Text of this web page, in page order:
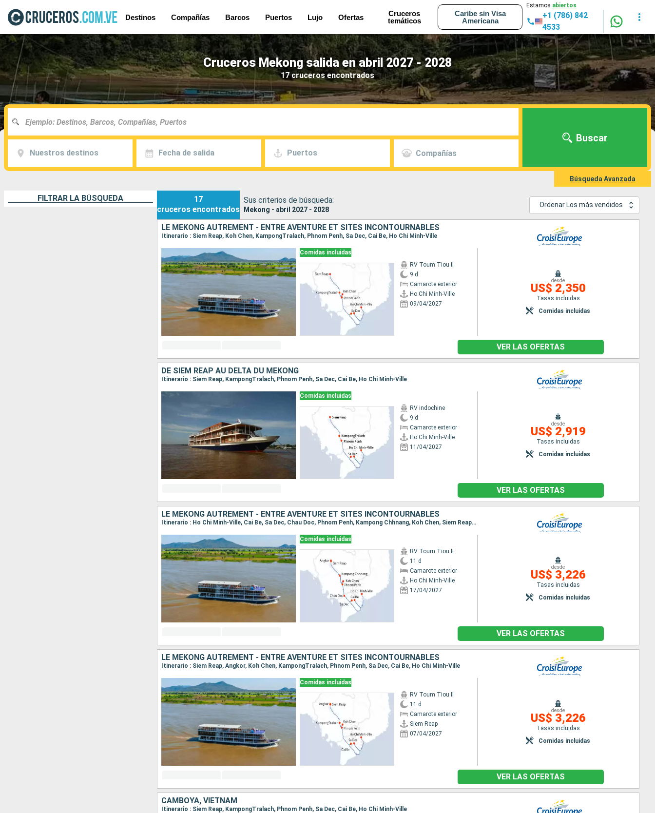
Destinos Compañías Barcos Puertos Lujo Ofertas
Cruceros
temáticos
Caribe sin Visa
Americana
Estamos abiertos
+1 (786) 842
4533
Cruceros Mekong salida en abril 2027 - 2028
17 cruceros encontrados
Nuestros destinos Fecha de salida Puertos Compañías
Buscar
Búsqueda Avanzada
FILTRAR LA BÚSQUEDA
17
cruceros encontrados
Sus criterios de búsqueda:
Mekong - abril 2027 - 2028
Ordenar Los más vendidos
LE MÉKONG AUTREMENT - ENTRE AVENTURE ET SITES INCONTOURNABLES
Itinerario : Siem Reap, Koh Chen, KampongTralach, Phnom Penh, Sa Dec, Cai Be, Ho Chi Minh-Ville
Comidas incluidas
RV Toum Tiou II
9 d
Camarote exterior
Ho Chi Minh-Ville
09/04/2027
desde
US$ 2,350
Tasas incluidas
Comidas incluidas
VER LAS OFERTAS
DE SIEM REAP AU DELTA DU MÉKONG
Itinerario : Siem Reap, KampongTralach, Phnom Penh, Sa Dec, Cai Be, Ho Chi Minh-Ville
Comidas incluidas
RV indochine
9 d
Camarote exterior
Ho Chi Minh-Ville
11/04/2027
desde
US$ 2,919
Tasas incluidas
Comidas incluidas
VER LAS OFERTAS
LE MÉKONG AUTREMENT - ENTRE AVENTURE ET SITES INCONTOURNABLES
Itinerario : Ho Chi Minh-Ville, Cai Be, Sa Dec, Chau Doc, Phnom Penh, Kampong Chhnang, Koh Chen, Siem Reap, Angkor, Siem Reap, Angkor
Comidas incluidas
RV Toum Tiou II
11 d
Camarote exterior
Ho Chi Minh-Ville
17/04/2027
desde
US$ 3,226
Tasas incluidas
Comidas incluidas
VER LAS OFERTAS
LE MÉKONG AUTREMENT - ENTRE AVENTURE ET SITES INCONTOURNABLES
Itinerario : Siem Reap, Angkor, Koh Chen, KampongTralach, Phnom Penh, Sa Dec, Cai Be, Ho Chi Minh-Ville
Comidas incluidas
RV Toum Tiou II
11 d
Camarote exterior
Siem Reap
07/04/2027
desde
US$ 3,226
Tasas incluidas
Comidas incluidas
VER LAS OFERTAS
CAMBOYA, VIETNAM
Itinerario : Siem Reap, KampongTralach, Phnom Penh, Sa Dec, Cai Be, Ho Chi Minh-Ville